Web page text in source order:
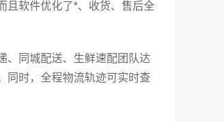
且软件优化了*、收货、售后全
、同城配送、生鲜速配团队达
同时，全程物流轨迹可实时查